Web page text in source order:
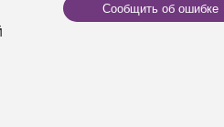
Сообщить об ошибке